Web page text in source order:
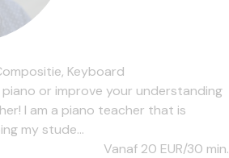
Keyboard
or improve your understanding
I am a piano teacher that is
my stude...
Vanaf 20 EUR/30 min.